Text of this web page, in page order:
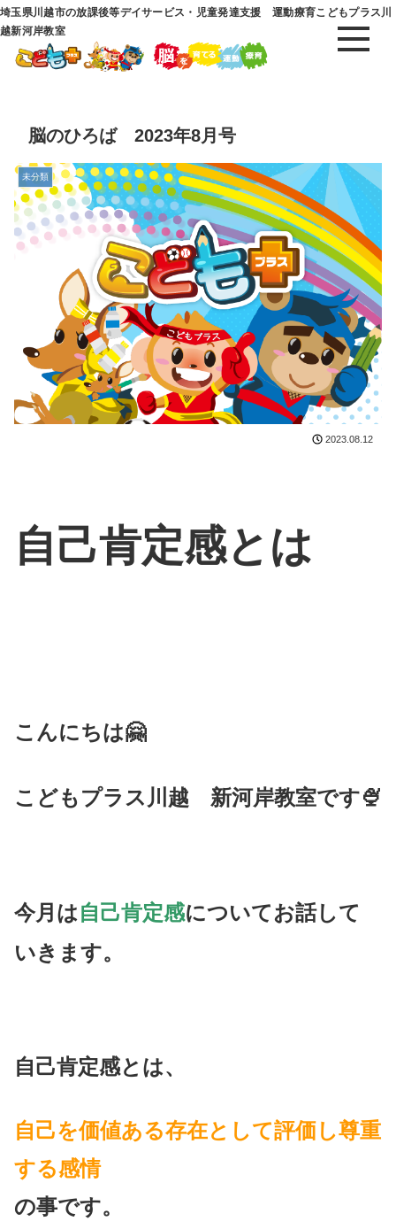
埼玉県川越市の放課後等デイサービス・児童発達支援 運動療育こどもプラス川
越新河岸教室
脳のひろば 2023年8月号
未分類
2023.08.12
自己肯定感とは
こんにちは🤗
こどもプラス川越 新河岸教室です🍨
今月は 自己肯定感についてお話して
いきます。
自己肯定感とは、
自己を価値ある存在として評価し尊重
する感情
の事です。